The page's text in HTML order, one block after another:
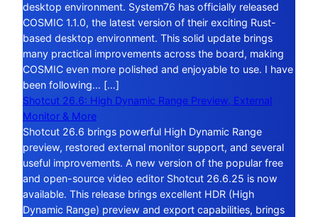
desktop environment. System76 has officially released
COSMIC 1.1.0, the latest version of their exciting Rust-
based desktop environment. This solid update brings
many practical improvements across the board, making
COSMIC even more polished and enjoyable to use. I have
been following… […]
Shotcut 26.6: High Dynamic Range Preview, External
Monitor & More
Shotcut 26.6 brings powerful High Dynamic Range
preview, restored external monitor support, and several
useful improvements. A new version of the popular free
and open-source video editor Shotcut 26.6.25 is now
available. This release brings excellent HDR (High
Dynamic Range) preview and export capabilities, brings